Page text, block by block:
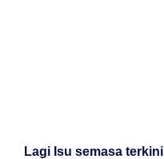
Lagi Isu semasa terkini